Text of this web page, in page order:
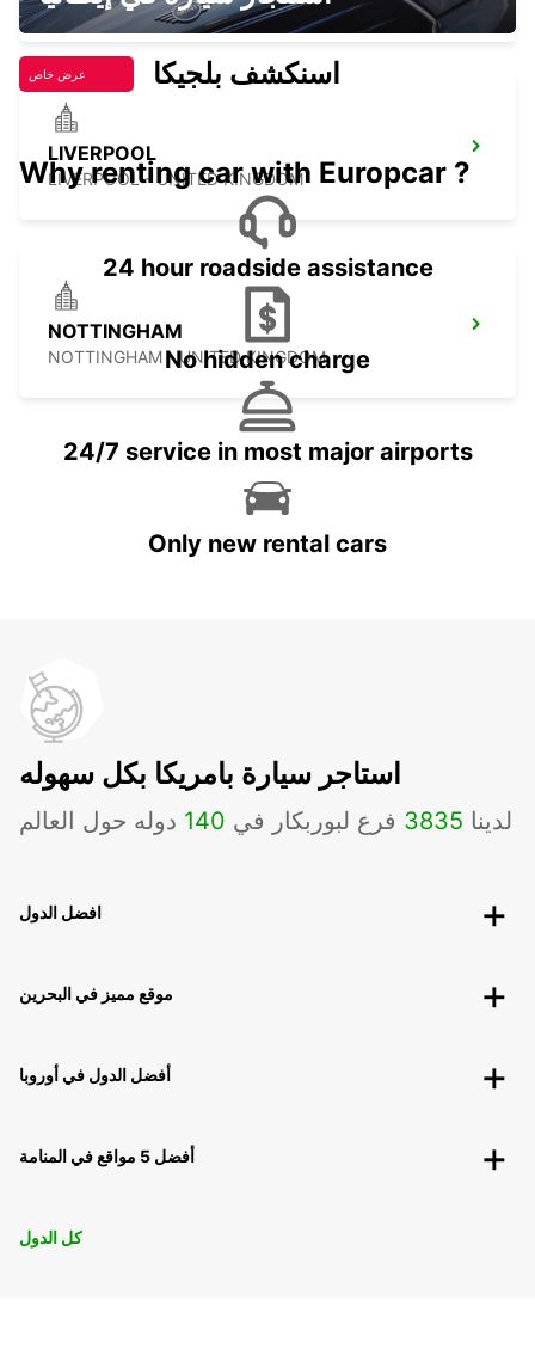
LIVERPOOL
LIVERPOOL - UNITED KINGDOM
NOTTINGHAM
NOTTINGHAM - UNITED KINGDOM
عرض خاص اسنكشف بلجيكا
Why renting car with Europcar ?
24 hour roadside assistance
No hidden charge
24/7 service in most major airports
Only new rental cars
استاجر سيارة بامريكا بكل سهوله
لدينا 3835 فرع لبوربكار في 140 دوله حول العالم
افضل الدول
موقع مميز في البحرين
أفضل الدول في أوروبا
أفضل 5 مواقع في المنامة
كل الدول